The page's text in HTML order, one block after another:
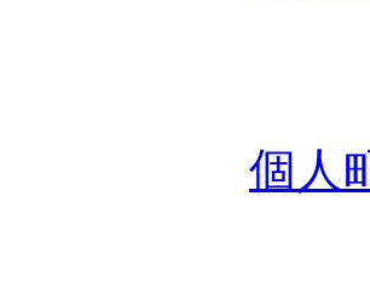
個人